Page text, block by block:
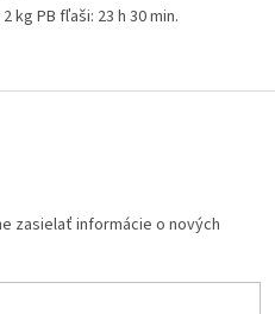
kg PB fľaši: 23 h 30 min.
zasielať informácie o nových